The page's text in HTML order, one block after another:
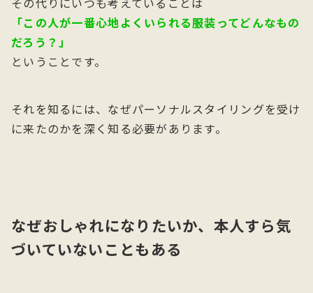
「この人が一番心地よくいられる服装ってどんなもの
だろう？」
ということです。
それを知るには、なぜパーソナルスタイリングを受け
に来たのかを深く知る必要があります。
なぜおしゃれになりたいか、本人すら気
づいていないこともある